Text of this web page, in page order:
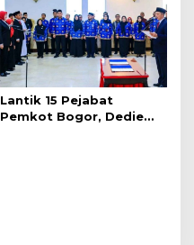
Lantik 15 Pejabat
Pemkot Bogor, Dedie